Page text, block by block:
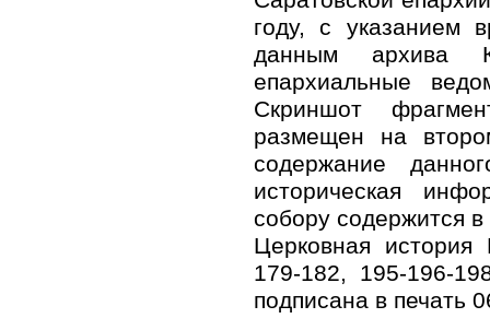
году, с указанием
данным архива
епархиальные
Скриншот
размещен на
содержание
историческая
собору содержится
Церковная
179-182, 195-196-
подписана в печать